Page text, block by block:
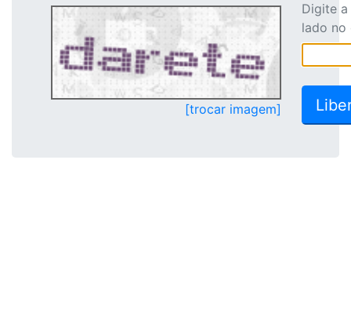
[trocar imagem]
Digite
lado no